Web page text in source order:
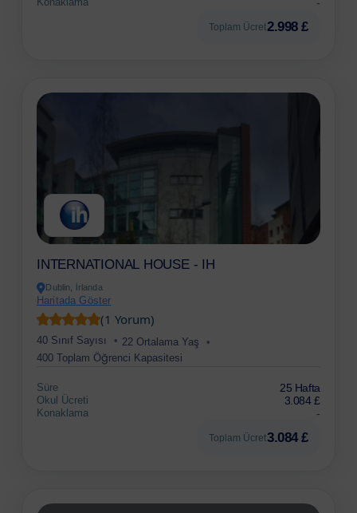
Toplam Ücret2.998 £
INTERNATIONAL HOUSE - IH
Dublin, İrlanda
Haritada Göster
(1 Yorum)
40 Sınıf Sayısı
22 Ortalama Yaş
400 Toplam Öğrenci Kapasitesi
Süre 25 Hafta
Okul Ücreti 3.084 £
Konaklama -
Toplam Ücret3.084 £